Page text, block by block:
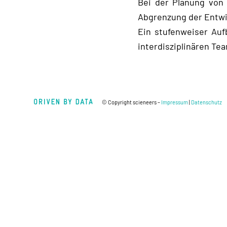
Abgrenzung der
Ein stufenweiser
interdisziplinären
© Copyright scieneers – Impressum| Datenschutz